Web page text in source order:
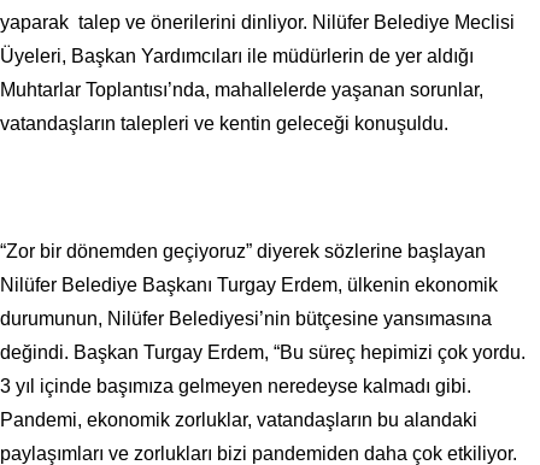
yaparak talep ve önerilerini dinliyor. Nilüfer Belediye Meclisi
Üyeleri, Başkan Yardımcıları ile müdürlerin de yer aldığı
Muhtarlar Toplantısı’nda, mahallelerde yaşanan sorunlar,
vatandaşların talepleri ve kentin geleceği konuşuldu.
“Zor bir dönemden geçiyoruz” diyerek sözlerine başlayan
Nilüfer Belediye Başkanı Turgay Erdem, ülkenin ekonomik
durumunun, Nilüfer Belediyesi’nin bütçesine yansımasına
değindi. Başkan Turgay Erdem, “Bu süreç hepimizi çok yordu.
3 yıl içinde başımıza gelmeyen neredeyse kalmadı gibi.
Pandemi, ekonomik zorluklar, vatandaşların bu alandaki
paylaşımları ve zorlukları bizi pandemiden daha çok etkiliyor.